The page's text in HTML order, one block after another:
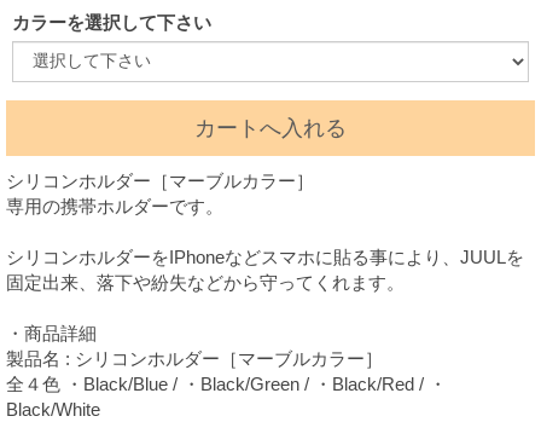
カラーを選択して下さい
カートへ入れる
シリコンホルダー［マーブルカラー］
専用の携帯ホルダーです。
シリコンホルダーをIPhoneなどスマホに貼る事により、JUULを
固定出来、落下や紛失などから守ってくれます。
・商品詳細
製品名 : シリコンホルダー［マーブルカラー］
全４色 ・Black/Blue / ・Black/Green / ・Black/Red / ・
Black/White